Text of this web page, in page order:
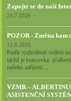
Zapojte se do naší
29.7.2026
POZOR - Změna
15.6.2026
Podle rozhodnutí vedení
nichž je koncovka:
našeho zařízení ...
VZMR –
ASISTENČNÍ